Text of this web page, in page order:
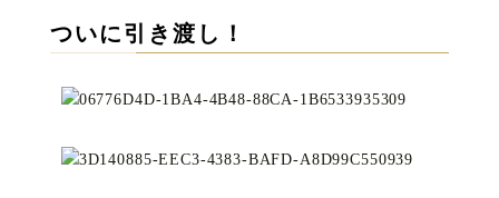
ついに引き渡し！